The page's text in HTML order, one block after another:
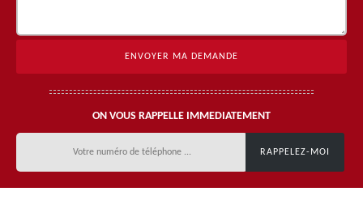
ON VOUS RAPPELLE IMMEDIATEMENT